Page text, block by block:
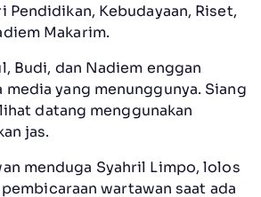
Pendidikan, Kebudayaan, Riset,
Makarim.
Budi, dan Nadiem enggan
yang menunggunya. Siang
datang menggunakan
jas.
menduga Syahril Limpo, lolos
wartawan saat ada